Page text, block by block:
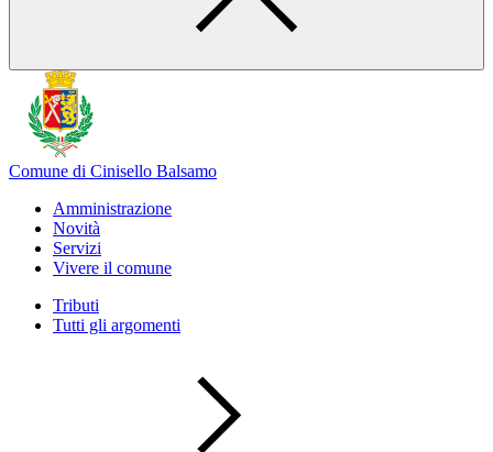
Comune di Cinisello Balsamo
Amministrazione
Novità
Servizi
Vivere il comune
Tributi
Tutti gli argomenti